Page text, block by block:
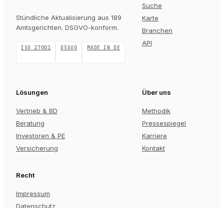
Stündliche Aktualisierung aus 189
Amtsgerichten. DSGVO-konform.
ISO 27001 DSGVO MADE IN DE
Suche
Karte
Branchen
API
Lösungen
Vertrieb & BD
Beratung
Investoren & PE
Versicherung
Über uns
Methodik
Pressespiegel
Karriere
Kontakt
Recht
Impressum
Datenschutz